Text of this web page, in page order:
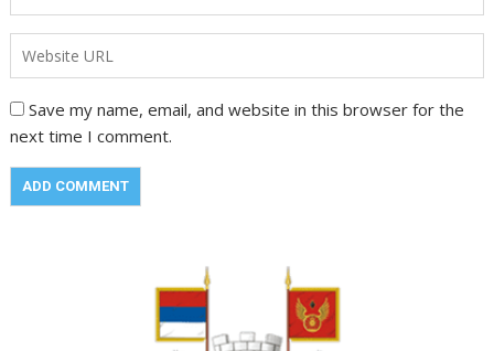
Save my name, email, and website in this browser for the
next time I comment.